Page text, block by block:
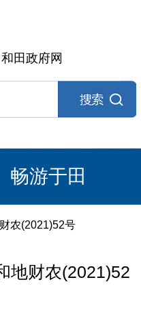
和田政府网
畅游于田
农(2021)52号
地财农(2021)52